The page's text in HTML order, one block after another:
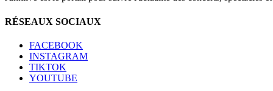
RÉSEAUX SOCIAUX
FACEBOOK
INSTAGRAM
TIKTOK
YOUTUBE